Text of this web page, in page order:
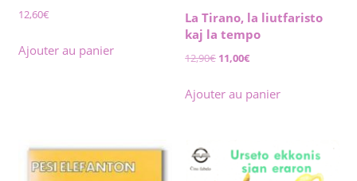
12,60€
Ajouter au panier
La Tirano, la liutfaristo
kaj la tempo
12,90€ Le
initial
11,00€Le
actuel
Ajouter au panier